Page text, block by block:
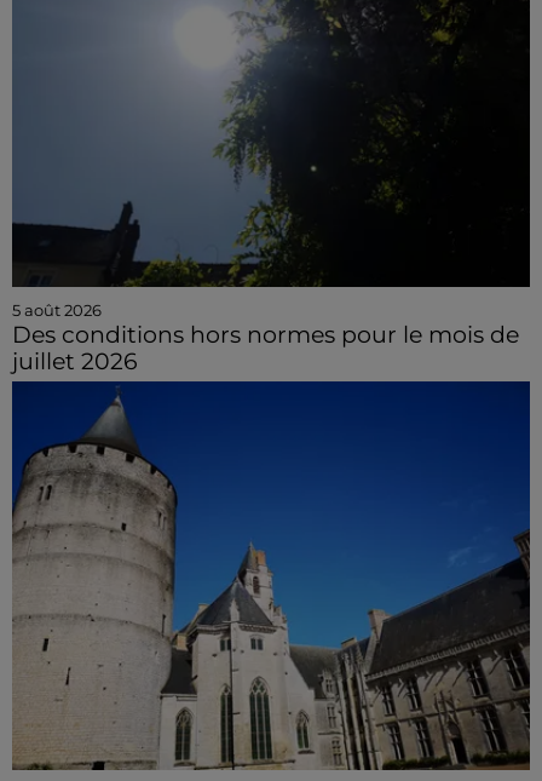
5 août 2026
Des conditions hors normes pour le mois de
juillet 2026